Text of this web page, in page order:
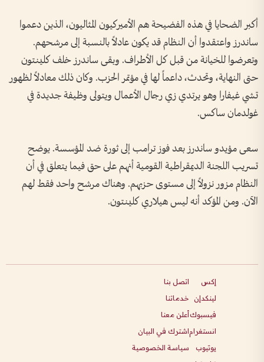
أكبر الضحايا في هذه الفضيحة هم الأميركيون المثاليون، الذين دعموا
ساندرز واعتقدوا أن النظام قد يكون عادلاً بالنسبة إلى مرشحهم.
وتعرضوا للخيانة من قبل كل الأطراف. وبقى ساندرز خلف كلينتون
حتى النهاية، وتحدث، داعماً لها في مؤتمر الحزب. وكان ذلك معادلاً لظهور
تشي غيفارا وهو يرتدي زي رجال الأعمال ويتولى وظيفة جديدة في
غولدمان ساكس.
سعى مؤيدو ساندرز بعد فوز ترامب إلى ثورة ضد المؤسسة. يوضح
تسريب اللجنة الديمقراطية القومية أنهم على حق فيما يتعلق في أن
النظام مزور نزولاً إلى مستوى حزبهم. وهناك مرشح واحد فقط لهم
الآن. ومن المؤكد أنه ليس هيلاري كلينتون.
إكس
لينكدإن
فيسبوك
انستغرام
يوتيوب
اتصل بنا
خدماتنا
أعلن معنا
اشترك في البيان
سياسة الخصوصية